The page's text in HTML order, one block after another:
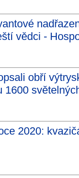
vědci -
obří
1600
2020: